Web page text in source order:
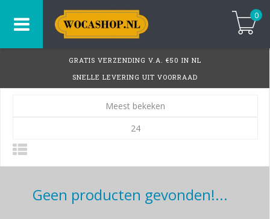
0
GRATIS VERZENDING V.A. €50 IN NL
SNELLE LEVERING UIT VOORRAAD
Meest bekeken
24
Geen producten gevonden!...